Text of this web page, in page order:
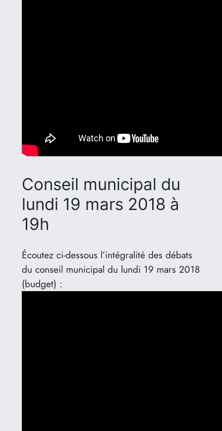
Conseil municipal du
lundi 19 mars 2018 à
19h
Écoutez ci-dessous l’intégralité des débats
du conseil municipal du lundi 19 mars 2018
(budget) :